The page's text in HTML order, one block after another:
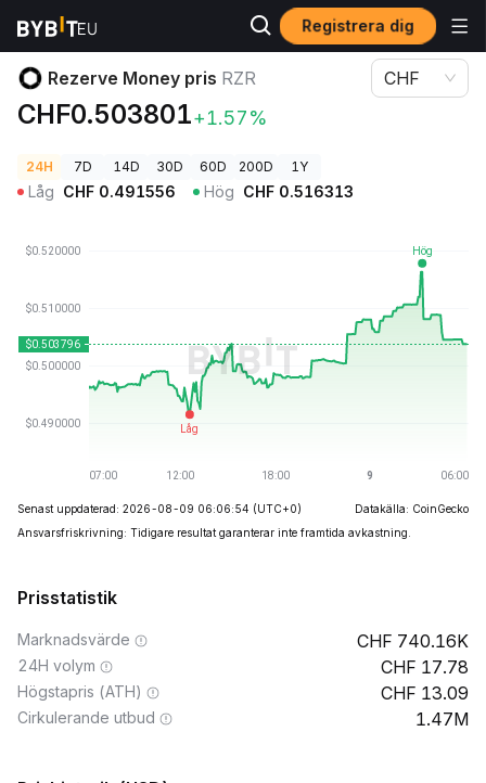
Registrera dig
Kryptopriser Rezerve Money pris RZR
Rezerve Money pris RZR
CHF0.503801+1.57%
CHF
24H 7D 14D 30D 60D 200D 1Y
Låg CHF 0.491556 Hög CHF 0.516313
Senast uppdaterad: 2026-08-09 06:06:54 (UTC+0)
Datakälla: CoinGecko
Ansvarsfriskrivning: Tidigare resultat garanterar inte framtida avkastning.
Prisstatistik
Marknadsvärde 740.16K
24H volym 17.78
Högstapris (ATH) 13.09
Cirkulerande utbud 1.47M